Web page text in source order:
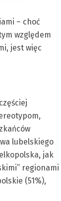
– choć
względem
jest więc
lubelskiego
jak
regionami
(51%),